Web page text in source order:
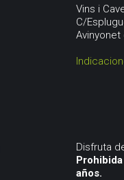
Vins i
C/
Disfruta
años.